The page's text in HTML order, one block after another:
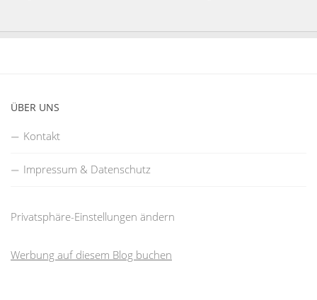
ÜBER UNS
Kontakt
Impressum & Datenschutz
Privatsphäre-Einstellungen ändern
Werbung auf diesem Blog buchen